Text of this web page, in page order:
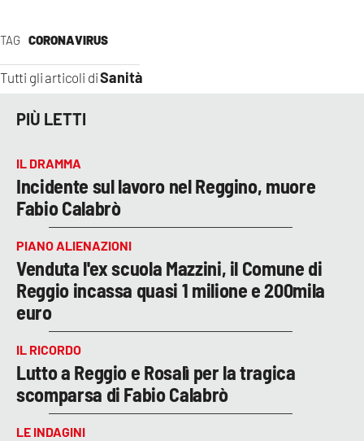
LACPLAY.IT
LACTV.IT
COSENZACHANNEL.IT
ILVIBONESE.IT
CATANZAROCHANNEL.IT
LACAPITALENEWS.IT
ANDROID
APPLE
TAG CORONAVIRUS
Tutti gli articoli diSanità
PIÙ LETTI
IL DRAMMA
Incidente sul lavoro nel Reggino, muore
Fabio Calabrò
PIANO ALIENAZIONI
Venduta l'ex scuola Mazzini, il Comune di
Reggio incassa quasi 1 milione e 200mila
euro
IL RICORDO
Lutto a Reggio e Rosalì per la tragica
scomparsa di Fabio Calabrò
LE INDAGINI